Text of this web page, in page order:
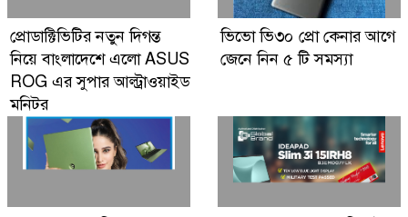
Digital Economy Can Power Inclusive
Growth and Innovation
প্রোডাক্টিভিটির নতুন দিগন্ত
নিয়ে বাংলাদেশে এলো ASUS
ROG এর সুপার আল্ট্রাওয়াইড
মনিটর
ভিভো ভি৩০ প্রো কেনার আগে
জেনে নিন ৫ টি সমস্যা